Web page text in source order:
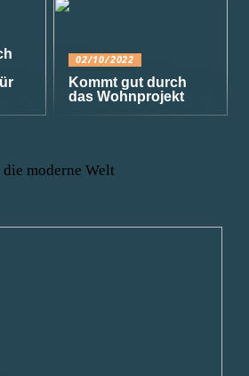
02/10/2022
Kommt gut durch
das Wohnprojekt
moderne Welt